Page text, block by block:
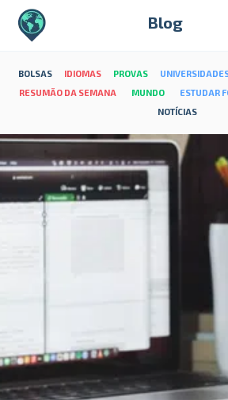
Blog
BOLSAS IDIOMAS PROVAS
RESUMÃO DA SEMANA
MUNDO ESTUDAR
NOTÍCIAS